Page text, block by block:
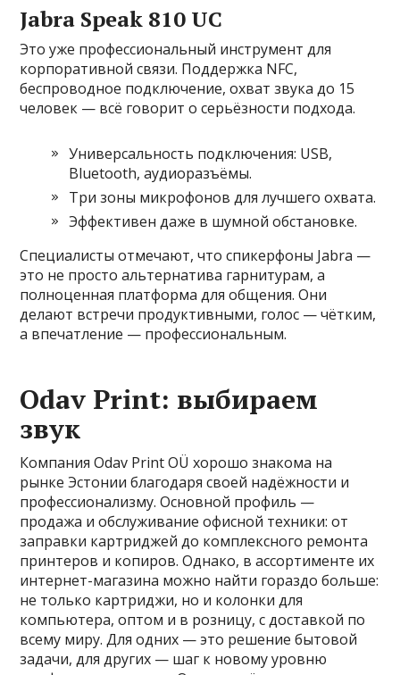
Jabra Speak 810 UC
Это уже профессиональный инструмент для
корпоративной связи. Поддержка NFC,
беспроводное подключение, охват звука до 15
человек — всё говорит о серьёзности подхода.
Универсальность подключения: USB,
Bluetooth, аудиоразъёмы.
Три зоны микрофонов для лучшего охвата.
Эффективен даже в шумной обстановке.
Специалисты отмечают, что спикерфоны Jabra —
это не просто альтернатива гарнитурам, а
полноценная платформа для общения. Они
делают встречи продуктивными, голос — чётким,
а впечатление — профессиональным.
Odav Print: выбираем
звук
Компания Odav Print OÜ хорошо знакома на
рынке Эстонии благодаря своей надёжности и
профессионализму. Основной профиль —
продажа и обслуживание офисной техники: от
заправки картриджей до комплексного ремонта
принтеров и копиров. Однако, в ассортименте их
интернет-магазина можно найти гораздо больше:
не только картриджи, но и колонки для
компьютера, оптом и в розницу, с доставкой по
всему миру. Для одних — это решение бытовой
задачи, для других — шаг к новому уровню